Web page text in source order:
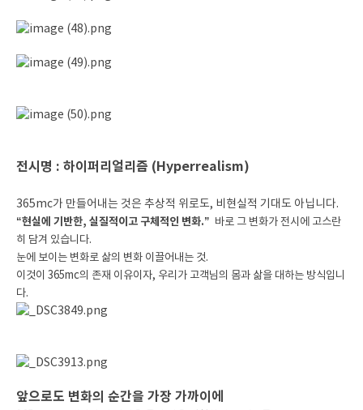
전시명 : 하이퍼리얼리즘 (Hyperrealism)
365mc가 만들어내는 것은 추상적 위로도, 비현실적 기대도 아닙니다.
“현실에 기반한, 실질적이고 구체적인 변화.” 바로 그 변화가 전시에 고스란
히 담겨 있습니다.
눈에 보이는 변화로 삶의 변화 이끌어내는 것.
이것이 365mc의 존재 이유이자, 우리가 고객님의 몸과 삶을 대하는 방식입니
다.
앞으로도 변화의 순간을 가장 가까이에